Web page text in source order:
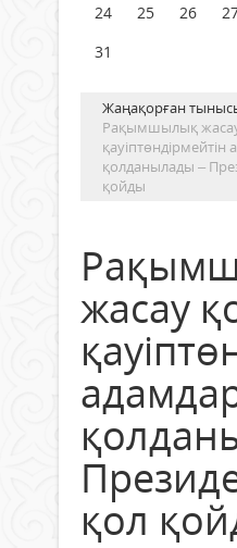
24
25 26
31
Жаңақорған
Рақымшылық
қауіптөндірмейтін
қолданылады –
қойды
жасау
қол